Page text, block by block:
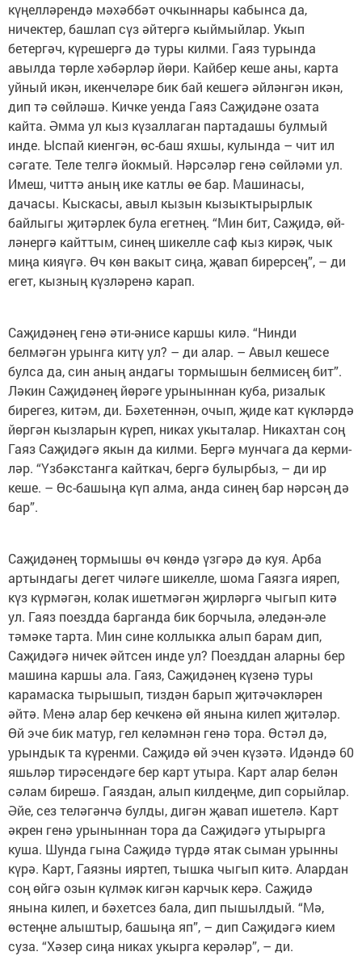
күңеллә­рендә мәхәббәт очкыннары кабынса да,
ничектер, башлап сүз әйтергә кыймыйлар. Укып
бетергәч, күре­шергә дә туры килми. Гаяз турында
авылда төрле хәбәрләр йөри. Кайбер кеше аны, карта
уйный икән, икенчеләре бик бай кешегә әйләнгән икән,
дип тә сөйләшә. Кичке уенда Гаяз Саҗидәне озата
кайта. Әмма ул кыз күзаллаган партадашы булмый
инде. Ыспай киенгән, өс-баш яхшы, кулында – чит ил
сәгате. Теле телгә йокмый. Нәрсә­ләр генә сөйләми ул.
Имеш, читтә аның ике катлы өе бар. Машинасы,
дачасы. Кыс­касы, авыл кызын кызыктырырлык
байлыгы җи­тәрлек була егет­нең. “Мин бит, Саҗидә, өй­
ләнергә кайттым, синең ши­кел­ле саф кыз кирәк, чык
ми­ңа кияүгә. Өч көн вакыт сиңа, җавап бирерсең”, – ди
егет, кызның күзләренә карап.
Саҗидәнең генә әти-әнисе каршы килә. “Нинди
белмәгән урынга китү ул? – ди алар. – Авыл кешесе
булса да, син аның андагы тормышын белмисең бит”.
Ләкин Саҗидәнең йө­рәге урыныннан куба, ризалык
бирегез, китәм, ди. Бәхе­тен­нән, очып, җиде кат күкләрдә
йөргән кызларын күреп, никах укыталар. Никахтан соң
Гаяз Саҗидәгә якын да килми. Бергә мунчага да керми­
ләр. “Үзбәкстанга кайткач, бер­гә булырбыз, – ди ир
кеше. – Өс-башыңа күп алма, ан­да синең бар нәрсәң дә
бар”.
Саҗидәнең тормышы өч көндә үзгәрә дә куя. Арба
артындагы дегет чиләге шикелле, шома Гаязга ияреп,
күз күрмәгән, колак ишетмәгән җирләргә чыгып китә
ул. Гаяз поездда барганда бик борчыла, әледән-әле
тәмәке тарта. Мин сине коллыкка алып барам дип,
Саҗидәгә ничек әйтсен инде ул? Поезддан аларны бер
машина каршы ала. Гаяз, Саҗидәнең күзенә туры
карамаска тырышып, тиздән барып җитәчәклә­рен
әйтә. Менә алар бер кечкенә өй янына килеп җитәләр.
Өй эче бик матур, гел келәмнән генә тора. Өстәл дә,
урындык та күренми. Саҗидә өй эчен күзәтә. Идәндә 60
яшьләр тирәсендәге бер карт утыра. Карт алар белән
сәлам би­ре­шә. Гаяздан, алып кил­деңме, дип сорыйлар.
Әйе, сез телә­гәнчә булды, дигән җавап ишетелә. Карт
әкрен генә урыныннан тора да Саҗидәгә утырырга
куша. Шунда гына Саҗидә түрдә ятак сыман урынны
күрә. Карт, Гаязны ияртеп, тышка чыгып китә. Алардан
соң өйгә озын күлмәк кигән карчык керә. Саҗидә
янына килеп, и бәхетсез бала, дип пышылдый. “Мә,
өстеңне алыштыр, башыңа яп”, – дип Саҗи­дәгә кием
суза. “Хәзер сиңа никах укырга керәләр”, – ди.